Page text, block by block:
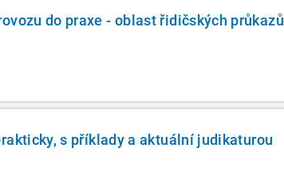
do praxe - oblast řidičských průkazů
s příklady a aktuální judikaturou